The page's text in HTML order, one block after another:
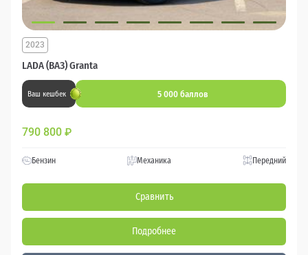
LADA (ВАЗ) Granta
2023
Ваш кешбек 5 000 баллов
790 800 ₽
Бензин Механика Передний
Сравнить
Подробнее